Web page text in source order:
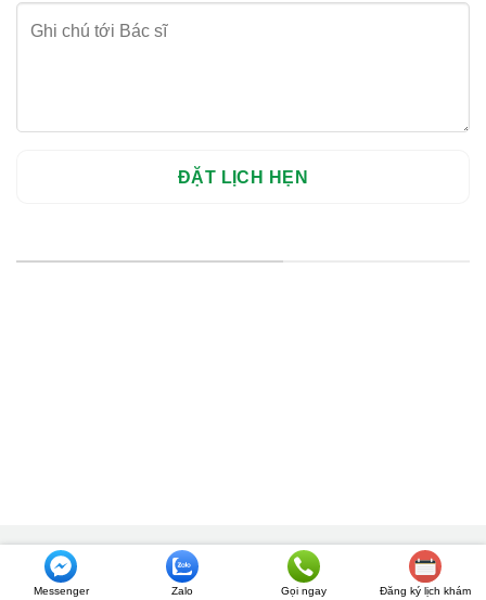
Hệ thống Nha khoa VIET SMILE
Messenger Zalo Gọi ngay Đăng ký lịch khám